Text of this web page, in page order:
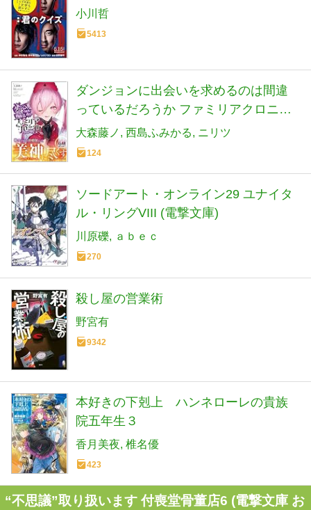
小川哲
5413
ダンジョンに出会いを求めるのは間違
っているだろうか ファミリアクロニク
ル episodeヘイズ (GA文庫)
大森藤ノ 西島ふみかる ニリツ
124
ソードアート・オンライン29 ユナイタ
ル・リングVIII (電撃文庫)
川原礫 ａｂｅｃ
270
殺し屋の営業術
野宮有
9342
本好きの下剋上 ハンネローレの貴族
院五年生３
香月美夜 椎名優
423
“不思議”取り扱います 付喪堂骨董店6 (電撃文庫 お